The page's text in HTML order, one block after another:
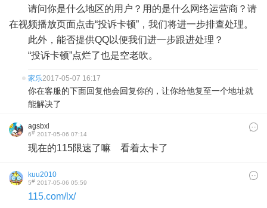
请问你是什么地区的用户？用的是什么网络运营商？请
在视频播放页面点击“投诉卡顿”，我们将进一步排查处理。
此外，能否提供QQ以便我们进一步跟进处理？
“投诉卡顿”点烂了也是空老吹。
家乐2017-05-07 16:17
你在客服的下面回复他会回复你的，让你给他复至一个地址就
能解决了
agsbxl
6# 2017-05-06 07:14
现在的115限速了嘛 看着太卡了
kuu2010
5# 2017-05-06 05:59
115.com/lx/